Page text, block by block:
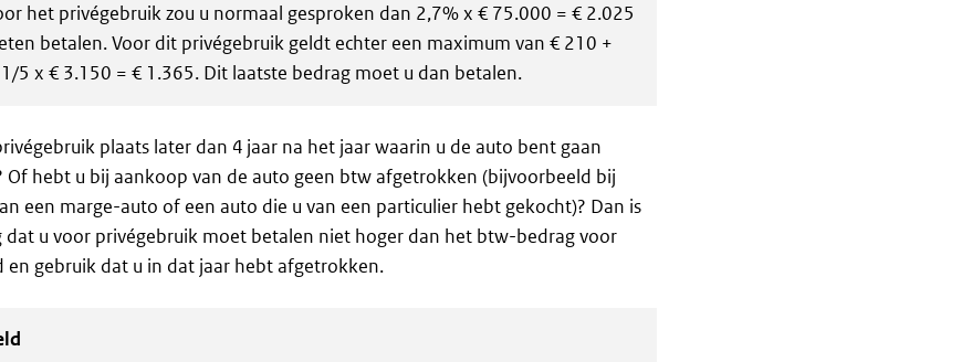
het privégebruik zou u normaal gesproken dan 2,7% x € 75.000 = € 2.025
betalen. Voor dit privégebruik geldt echter een maximum van € 210 +
5 x € 3.150 = € 1.365. Dit laatste bedrag moet u dan betalen.
plaats later dan 4 jaar na het jaar waarin u de auto bent gaan
Of hebt u bij aankoop van de auto geen btw afgetrokken (bijvoorbeeld bij
een marge-auto of een auto die u van een particulier hebt gekocht)? Dan is
dat u voor privégebruik moet betalen niet hoger dan het btw-bedrag voor
en gebruik dat u in dat jaar hebt afgetrokken.